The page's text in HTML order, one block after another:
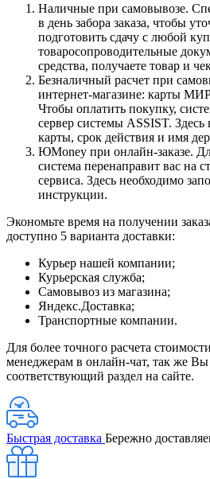
Наличные при самовывозе.
в день забора заказа, чтобы
подготовить сдачу с любой
товаросопроводительные
средства, получаете товар и
Безналичный расчет при
интернет-магазине: карты
Чтобы оплатить покупку,
сервер системы ASSIST.
карты, срок действия и имя
ЮMoney при онлайн-заказе.
система перенаправит вас на
сервиса. Здесь необходимо
инструкции.
Экономьте время на получении
доступно 5 варианта доставки:
Курьер нашей компании;
Курьерская служба;
Самовывоз из магазина;
Яндекс.Доставка;
Транспортные компании.
Для более точного расчета
менеджерам в онлайн-чат, так же Вы
соответствующий раздел на сайте.
Быстрая доставка Бережно